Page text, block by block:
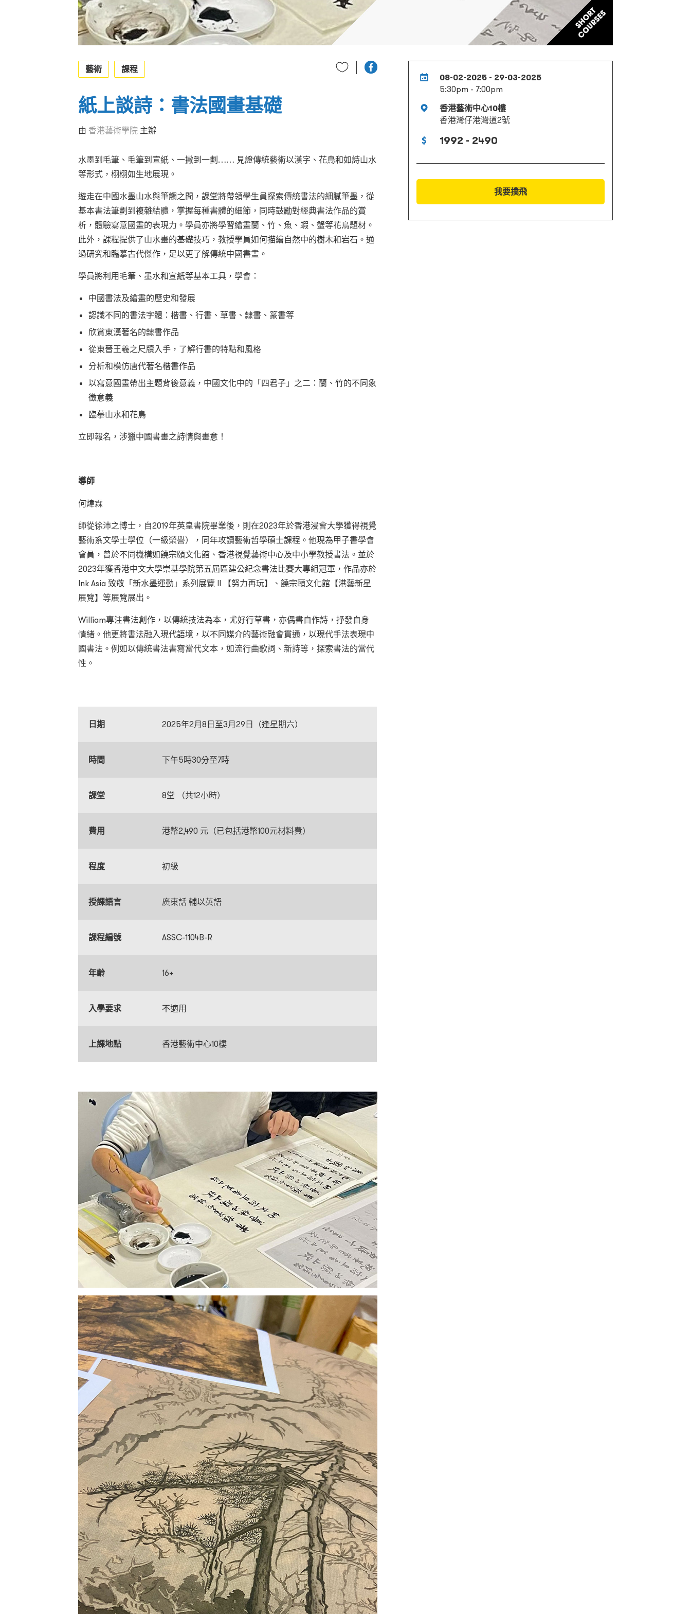
08-02-2025 - 29-03-2025
5:30pm - 7:00pm
香港藝術中心10樓
香港灣仔港灣道2號
1992 - 2490
我要撲飛
藝術 課程
紙上談詩：書法國畫基礎
由 香港藝術學院 主辦
水墨到毛筆、毛筆到宣紙、一撇到一劃…… 見證傳統藝術以漢字、花鳥和如詩山水
等形式，栩栩如生地展現。
遊走在中國水墨山水與筆觸之間，課堂將帶領學生員探索傳統書法的細膩筆墨，從
基本書法筆劃到複雜結體，掌握每種書體的細節，同時鼓勵對經典書法作品的賞
析，體驗寫意國畫的表現力。學員亦將學習繪畫蘭、竹、魚、蝦、蟹等花鳥題材。
此外，課程提供了山水畫的基礎技巧，教授學員如何描繪自然中的樹木和岩石。通
過研究和臨摹古代傑作，足以更了解傳統中國書畫。
學員將利用毛筆、墨水和宣紙等基本工具，學會：
中國書法及繪畫的歷史和發展
認識不同的書法字體：楷書、行書、草書、隸書、篆書等
欣賞東漢著名的隸書作品
從東晉王羲之尺牘入手，了解行書的特點和風格
分析和模仿唐代著名楷書作品
以寫意國畫帶出主題背後意義，中國文化中的「四君子」之二：蘭、竹的不同象
徵意義
臨摹山水和花鳥
立即報名，涉獵中國書畫之詩情與畫意！
導師
何煒霖
師從徐沛之博士，自2019年英皇書院畢業後，則在2023年於香港浸會大學獲得視覺
藝術系文學士學位（一級榮譽），同年攻讀藝術哲學碩士課程。他現為甲子書學會
會員，曾於不同機構如饒宗頤文化館、香港視覺藝術中心及中小學教授書法。並於
2023年獲香港中文大學崇基學院第五屆區建公紀念書法比賽大專組冠軍，作品亦於
Ink Asia 致敬「新水墨運動」系列展覽 II 【努力再玩】、饒宗頤文化館【港藝新星
展覽】等展覽展出。
William專注書法創作，以傳統技法為本，尤好行草書，亦偶書自作詩，抒發自身
情緒。他更將書法融入現代語境，以不同媒介的藝術融會貫通，以現代手法表現中
國書法。例如以傳統書法書寫當代文本，如流行曲歌詞、新詩等，探索書法的當代
性。
日期 2025年2月8日至3月29日（逢星期六）
時間 下午5時30分至7時
課堂 8堂 （共12小時）
費用 港幣2,490 元（已包括港幣100元材料費）
程度 初級
授課語言 廣東話 輔以英語
課程編號 ASSC-1104B-R
年齡 16+
入學要求 不適用
上課地點 香港藝術中心10樓